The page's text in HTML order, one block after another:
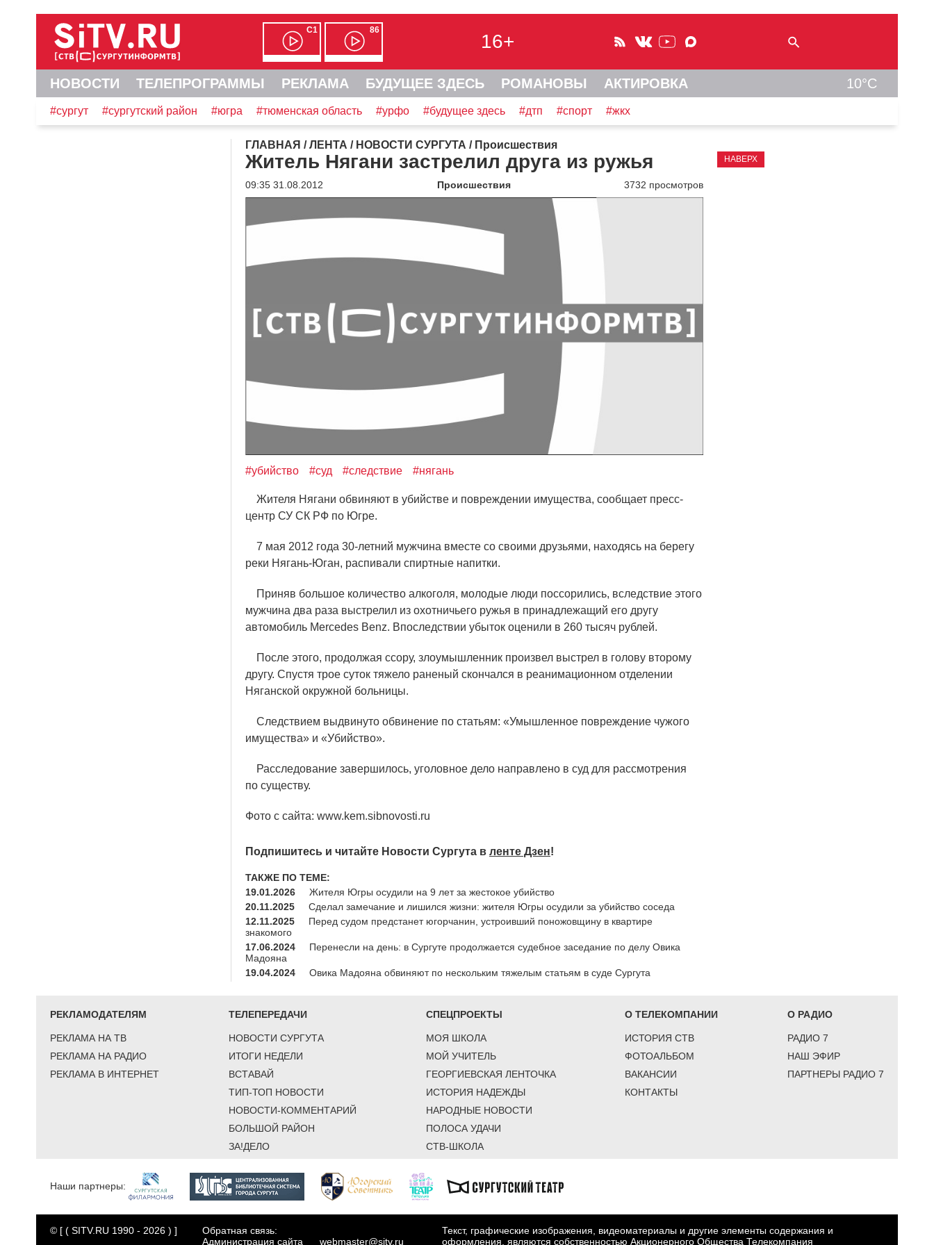
С1 86
16+
НОВОСТИ ТЕЛЕПРОГРАММЫ РЕКЛАМА БУДУЩЕЕ ЗДЕСЬ РОМАНОВЫ АКТИРОВКА 10°C
#сургут #сургутский район #югра #тюменская область #урфо #будущее здесь #дтп #спорт #жкх
ГЛАВНАЯ /ЛЕНТА / НОВОСТИ СУРГУТА / Происшествия
Житель Нягани застрелил друга из ружья
09:35 31.08.2012 Происшествия 3732 просмотров
#убийство #суд #следствие #нягань
Жителя Нягани обвиняют в убийстве и повреждении имущества, сообщает пресс-
центр СУ СК РФ по Югре.
7 мая 2012 года 30-летний мужчина вместе со своими друзьями, находясь на берегу
реки Нягань-Юган, распивали спиртные напитки.
Приняв большое количество алкоголя, молодые люди поссорились, вследствие этого
мужчина два раза выстрелил из охотничьего ружья в принадлежащий его другу
автомобиль Mercedes Benz. Впоследствии убыток оценили в 260 тысяч рублей.
После этого, продолжая ссору, злоумышленник произвел выстрел в голову второму
другу. Спустя трое суток тяжело раненый скончался в реанимационном отделении
Няганской окружной больницы.
Следствием выдвинуто обвинение по статьям: «Умышленное повреждение чужого
имущества» и «Убийство».
Расследование завершилось, уголовное дело направлено в суд для рассмотрения
по существу.
Фото с сайта: www.kem.sibnovosti.ru
Подпишитесь и читайте Новости Сургута в ленте Дзен!
ТАКЖЕ ПО ТЕМЕ:
19.01.2026
Жителя Югры осудили на 9 лет за жестокое убийство
20.11.2025
Сделал замечание и лишился жизни: жителя Югры осудили за убийство соседа
12.11.2025
Перед судом предстанет югорчанин, устроивший поножовщину в квартире
знакомого
17.06.2024
Перенесли на день: в Сургуте продолжается судебное заседание по делу Овика
Мадояна
19.04.2024
Овика Мадояна обвиняют по нескольким тяжелым статьям в суде Сургута
НАВЕРХ
РЕКЛАМОДАТЕЛЯМ
РЕКЛАМА НА ТВ
РЕКЛАМА НА РАДИО
РЕКЛАМА В ИНТЕРНЕТ
ТЕЛЕПЕРЕДАЧИ
НОВОСТИ СУРГУТА
ИТОГИ НЕДЕЛИ
ВСТАВАЙ
ТИП-ТОП НОВОСТИ
НОВОСТИ-КОММЕНТАРИЙ
БОЛЬШОЙ РАЙОН
ЗА!ДЕЛО
СПЕЦПРОЕКТЫ
МОЯ ШКОЛА
МОЙ УЧИТЕЛЬ
ГЕОРГИЕВСКАЯ ЛЕНТОЧКА
ИСТОРИЯ НАДЕЖДЫ
НАРОДНЫЕ НОВОСТИ
ПОЛОСА УДАЧИ
СТВ-ШКОЛА
О ТЕЛЕКОМПАНИИ
ИСТОРИЯ СТВ
ФОТОАЛЬБОМ
ВАКАНСИИ
КОНТАКТЫ
О РАДИО
РАДИО 7
НАШ ЭФИР
ПАРТНЕРЫ РАДИО 7
Наши партнеры:
© [ ( SITV.RU 1990 - 2026 ) ]
Обратная связь:
Администрация сайта
webmaster@sitv.ru
Текст, графические изображения, видеоматериалы и другие элементы содержания и
оформления, являются собственностью Акционерного Общества Телекомпания